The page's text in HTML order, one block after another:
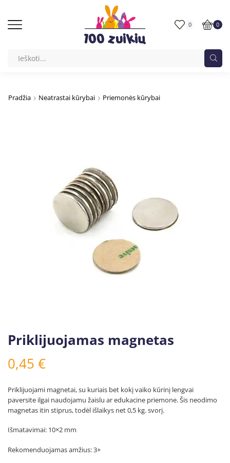
0 0
Pradžia Neatrastai kūrybai Priemonės kūrybai
Priklijuojamas magnetas
0,45 €
Priklijuojami magnetai, su kuriais bet kokį vaiko kūrinį lengvai
paversite ilgai naudojamu žaislu ar edukacine priemone. Šis neodimo
magnetas itin stiprus, todėl išlaikys net 0,5 kg. svorį.
Išmatavimai: 10×2 mm
Rekomenduojamas amžius: 3+